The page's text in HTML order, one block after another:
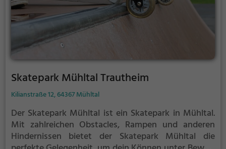
Skatepark Mühltal Trautheim
Kilianstraße 12, 64367 Mühltal
Der Skatepark Mühltal ist ein Skatepark in Mühltal.
Mit zahlreichen Obstacles, Rampen und anderen
Hindernissen bietet der Skatepark Mühltal die